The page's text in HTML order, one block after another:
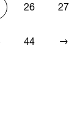
26 27
44 →